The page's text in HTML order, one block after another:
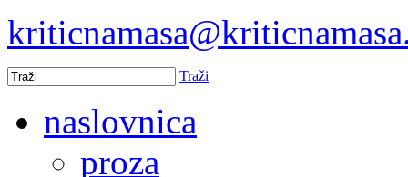
Traži
naslovnica
proza